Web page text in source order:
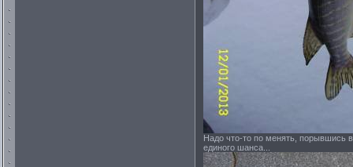
Надо что-то по менять, порывшись
единого шанса...